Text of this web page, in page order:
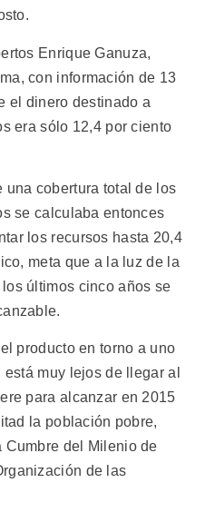
Enrique Ganuza,
con información de 13
el dinero destinado a
era sólo 12,4 por ciento
una cobertura total de los
se calculaba entonces
los recursos hasta 20,4
meta que a la luz de la
últimos cinco años se
producto en torno a uno
muy lejos de llegar al
para alcanzar en 2015
la población pobre,
Cumbre del Milenio de
de las